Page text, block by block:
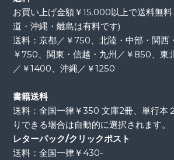
お買い上げ金額￥15.000以上で送料無
道・沖縄・離島は有料です)
送料：京都／￥750、北陸・中部・関西
￥750、関東・信越・九州／￥850、東
／￥1400、沖縄／￥1250
書籍送料
送料：全国一律￥350 文庫2冊、単行本
りできる場合は自動的に選択されます。
レターパック/クリックポスト
送料：全国一律￥430-